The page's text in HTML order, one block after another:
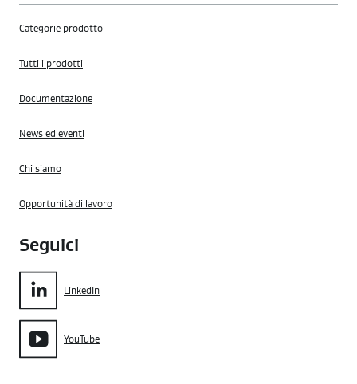
Categorie prodotto
Tutti i prodotti
Documentazione
News ed eventi
Chi siamo
Opportunità di lavoro
Seguici
LinkedIn
YouTube